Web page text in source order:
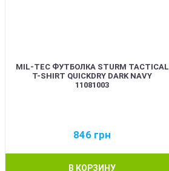
MIL-TEC ФУТБОЛКА STURM TACTICAL
T-SHIRT QUICKDRY DARK NAVY
11081003
846 грн
В КОРЗИНУ